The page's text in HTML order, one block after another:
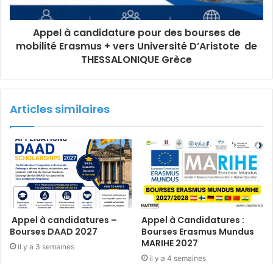
Appel à candidature pour des bourses de
mobilité Erasmus + vers Université D’Aristote de
THESSALONIQUE Grèce
Articles similaires
Appel à candidatures –
Bourses DAAD 2027
il y a 3 semaines
Appel à Candidatures :
Bourses Erasmus Mundus
MARIHE 2027
il y a 4 semaines